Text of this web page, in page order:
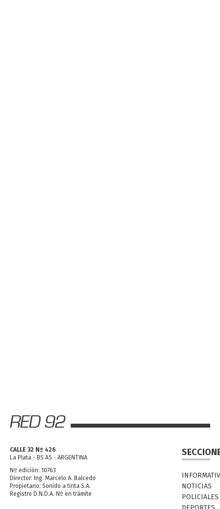
CALLE 32 Nº 426
La Plata - BS AS - ARGENTINA
Nº edición: 10763
Director: Ing. Marcelo A. Balcedo
Propietario: Sonido a tinta S.A.
Registro D.N.D.A. Nº en trámite
NOTICIAS
POLICIALES